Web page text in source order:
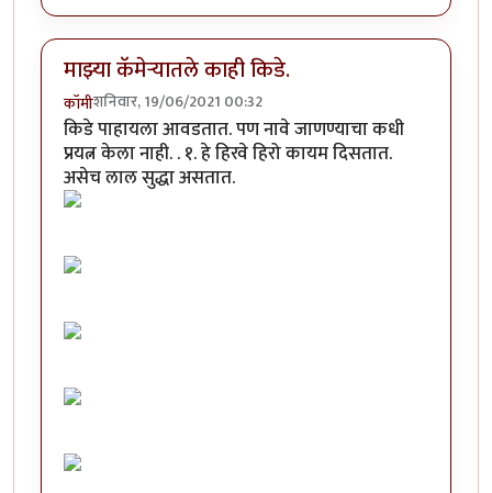
माझ्या कॅमेऱ्यातले काही किडे.
कॉमीशनिवार, 19/06/2021 00:32
किडे पाहायला आवडतात. पण नावे जाणण्याचा कधी
प्रयत्न केला नाही. . १. हे हिरवे हिरो कायम दिसतात.
असेच लाल सुद्धा असतात.